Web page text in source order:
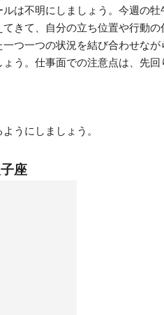
は不明にしましょう。今週の牡
きて、自分の立ち位置や行動の
つ一つの状況を結び合わせなが
う。仕事面での注意点は、先回
うにしましょう。
座